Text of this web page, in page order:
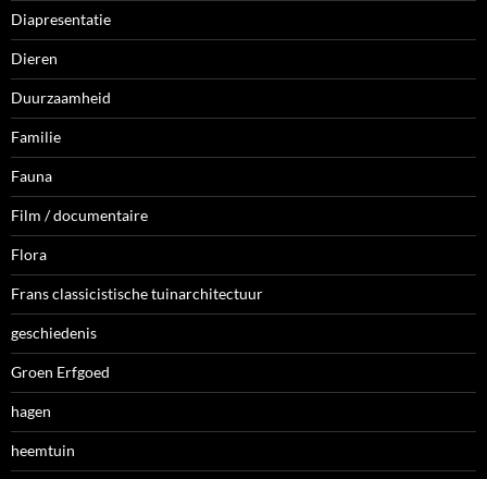
Diapresentatie
Dieren
Duurzaamheid
Familie
Fauna
Film / documentaire
Flora
Frans classicistische tuinarchitectuur
geschiedenis
Groen Erfgoed
hagen
heemtuin